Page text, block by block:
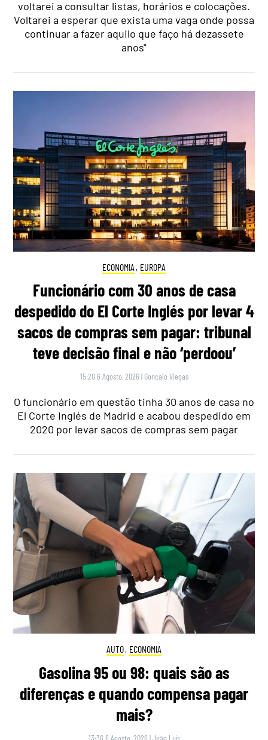
voltarei a consultar listas, horários e colocações.
Voltarei a esperar que exista uma vaga onde possa
continuar a fazer aquilo que faço há dezassete
anos"
ECONOMIA , EUROPA
Funcionário com 30 anos de casa
despedido do El Corte Inglés por levar 4
sacos de compras sem pagar: tribunal
teve decisão final e não ‘perdoou’
15:20 6 Agosto, 2026 | Gonçalo Viegas
O funcionário em questão tinha 30 anos de casa no
El Corte Inglés de Madrid e acabou despedido em
2020 por levar sacos de compras sem pagar
AUTO, ECONOMIA
Gasolina 95 ou 98: quais são as
diferenças e quando compensa pagar
mais?
13:36 6 Agosto, 2026 |João Luís